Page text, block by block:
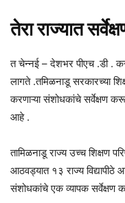
तेरा राज्यात
त चेन्नई – देशभर पीएच .डी .
लागते .तमिळनाडू सरकारच्या
करणाऱ्या संशोधकांचे सर्वेक्षण
आहे .
तामिळनाडू राज्य उच्च शिक्षण
आठवड्यात १३ राज्य विद्यापीठे
संशोधकांचे एक व्यापक सर्वेक्षण